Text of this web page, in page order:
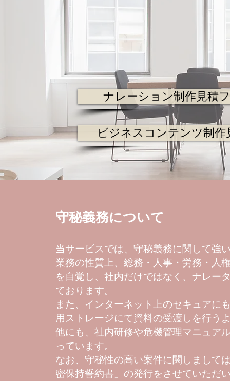
ナレーション制作見積
ビジネスコンテンツ制作
守秘義務について
当サービスでは、守秘義務に関して強
業務の性質上、総務・人事・労務・人
を自覚し、社内だけではなく、ナレー
ております。
また、インターネット上のセキュアに
用ストレージにて資料の受渡しを行う
他にも、社内研修や危機管理マニュア
っています。
なお、守秘性の高い案件に関しまして
密保持誓約書」の発行をさせていただ